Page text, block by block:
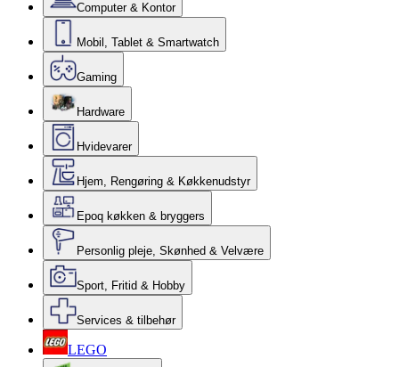
Computer & Kontor
Mobil, Tablet & Smartwatch
Gaming
Hardware
Hvidevarer
Hjem, Rengøring & Køkkenudstyr
Epoq køkken & bryggers
Personlig pleje, Skønhed & Velvære
Sport, Fritid & Hobby
Services & tilbehør
LEGO